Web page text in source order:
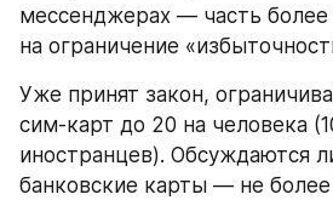
мессенджерах — часть
на ограничение
Уже принят закон,
сим-карт до 20 на человека
иностранцев). Обсуждаются
банковские карты — не